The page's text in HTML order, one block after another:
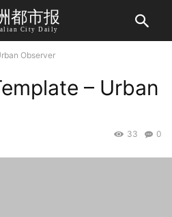
都市报
City Daily
Observer
– Urban
0
33